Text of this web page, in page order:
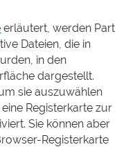
erläutert, werden Part
Dateien, die in
in den
dargestellt.
sie auszuwählen
Registerkarte zur
Sie können aber
Registerkarte